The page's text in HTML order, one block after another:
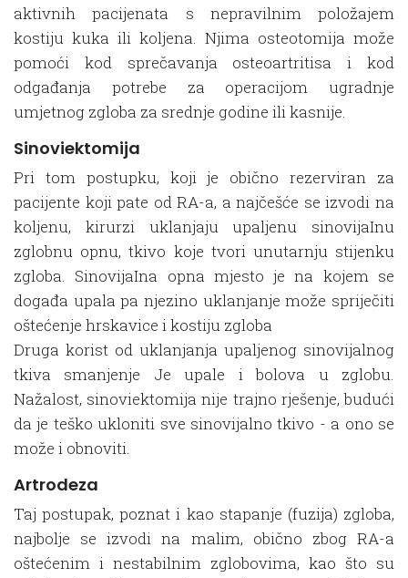
aktivnih pacijenata s nepravilnim položajem
kostiju kuka ili koljena. Njima osteotomija može
pomoći kod sprečavanja osteoartritisa i kod
odgađanja potrebe za operacijom ugradnje
umjetnog zgloba za srednje godine ili kasnije.
Sinoviektomija
Pri tom postupku, koji je obično rezerviran za
pacijente koji pate od RA-a, a najčešće se izvodi na
koljenu, kirurzi uklanjaju upaljenu sinovijaInu
zglobnu opnu, tkivo koje tvori unutarnju stijenku
zgloba. SinovijaIna opna mjesto je na kojem se
događa upala pa njezino uklanjanje može spriječiti
oštećenje hrskavice i kostiju zgloba
Druga korist od uklanjanja upaljenog sinovijalnog
tkiva smanjenje Je upale i bolova u zglobu.
Nažalost, sinoviektomija nije trajno rješenje, budući
da je teško ukloniti sve sinovijalno tkivo - a ono se
može i obnoviti.
Artrodeza
Taj postupak, poznat i kao stapanje (fuzija) zgloba,
najbolje se izvodi na malim, obično zbog RA-a
oštećenim i nestabilnim zglobovima, kao što su